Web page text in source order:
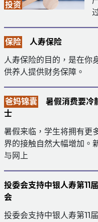
投资
保险
人寿保险
人寿保险的目的，是在你
供养人提供财务保障。
爸妈锦囊
暑假消费要冷
士
暑假来临，学生将拥有更
界的接触自然大幅增加。
与网上
投委会支持中银人寿第11
会
投委会支持中银人寿第11